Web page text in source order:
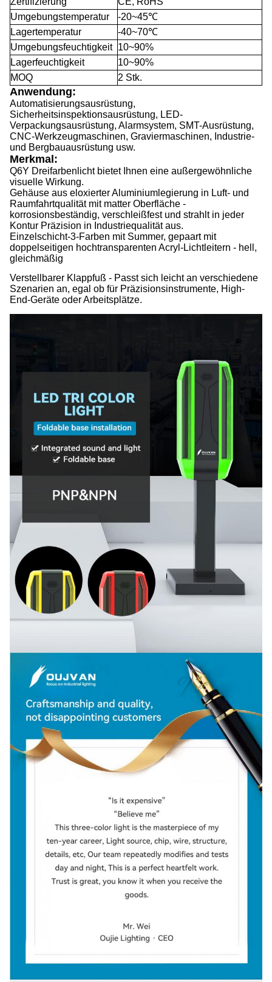
Umgebungstemperatur
-20~45℃
Lagertemperatur
-40~70℃
Umgebungsfeuchtigkeit 10~90%
Lagerfeuchtigkeit
10~90%
MOQ
2 Stk.
Anwendung:
Automatisierungsausrüstung,
Sicherheitsinspektionsausrüstung, LED-
Verpackungsausrüstung, Alarmsystem, SMT-Ausrüstung,
CNC-Werkzeugmaschinen, Graviermaschinen, Industrie-
und Bergbauausrüstung usw.
Merkmal:
Q6Y Dreifarbenlicht bietet Ihnen eine außergewöhnliche
visuelle Wirkung.
Gehäuse aus eloxierter Aluminiumlegierung in Luft- und
Raumfahrtqualität mit matter Oberfläche -
korrosionsbeständig, verschleißfest und strahlt in jeder
Kontur Präzision in Industriequalität aus.
Einzelschicht-3-Farben mit Summer, gepaart mit
doppelseitigen hochtransparenten Acryl-Lichtleitern - hell,
gleichmäßig
Verstellbarer Klappfuß - Passt sich leicht an verschiedene
Szenarien an, egal ob für Präzisionsinstrumente, High-
End-Geräte oder Arbeitsplätze.